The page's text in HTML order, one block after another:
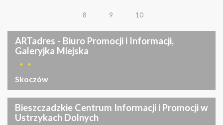
8 9 10
ARTadres - Biuro Promocji i Informacji,
Galeryjka Miejska
Skoczów
Bieszczadzkie Centrum Informacji i Promocji w
Ustrzykach Dolnych